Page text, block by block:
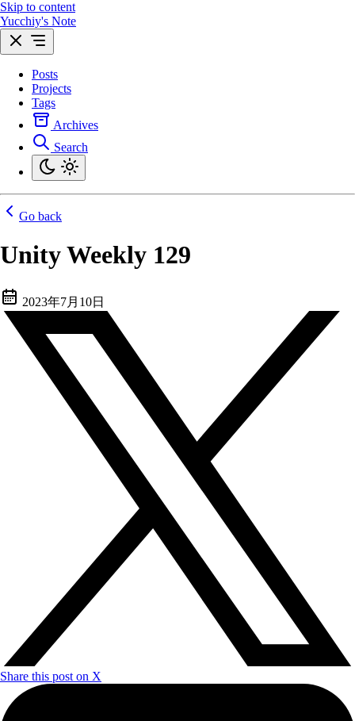
Skip to content
Yucchiy's Note
Posts
Projects
Tags
Archives
Search
Go back
Unity Weekly 129
2023年7月10日
Share this post on X